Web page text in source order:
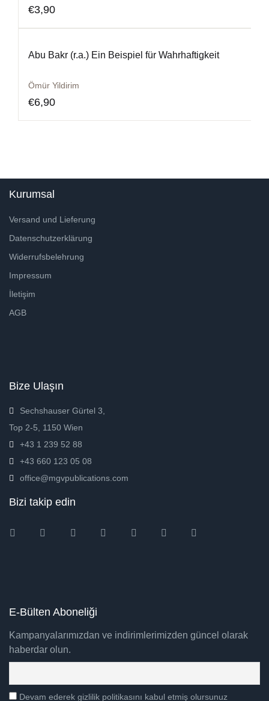
€3,90
Abu Bakr (r.a.) Ein Beispiel für Wahrhaftigkeit
Ömür Yildirim
€6,90
Kurumsal
Versand und Lieferung
Datenschutzerklärung
Widerrufsbelehrung
Impressum
İletişim
AGB
Bize Ulaşın
Sechshauser Gürtel 3,
Top 2-5, 1150 Wien
+43 1 239 52 88
+43 660 123 05 08
office@mgvpublications.com
Bizi takip edin
InstagramFacebookTwitter Amazon Pinterest
E-Bülten Aboneliği
Kampanyalarımızdan ve indirimlerimizden güncel olarak
haberdar olun.
Devam ederek gizlilik politikasını kabul etmiş olursunuz